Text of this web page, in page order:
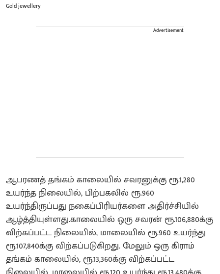
Gold jewellery
Advertisement
ஆபரணத் தங்கம் காலையில் சவரனுக்கு ரூ.1,280
உயர்ந்த நிலையில், பிற்பகலில் ரூ.960
உயர்ந்திருப்பது நகைப்பிரியர்களை அதிர்ச்சியில்
ஆழ்த்தியுள்ளது.காலையில் ஒரு சவரன் ரூ.106,880க்கு
விற்கப்பட்ட நிலையில், மாலையில் ரூ.960 உயர்ந்து
ரூ.107,840க்கு விற்கப்படுகிறது. மேலும் ஒரு கிராம்
தங்கம் காலையில், ரூ.13,360க்கு விற்கப்பட்ட